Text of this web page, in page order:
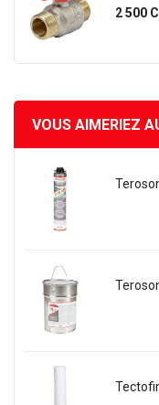
Prix
2 500
VOUS AIMERIEZ